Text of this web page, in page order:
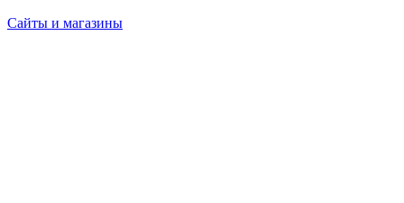
Сайты и магазины